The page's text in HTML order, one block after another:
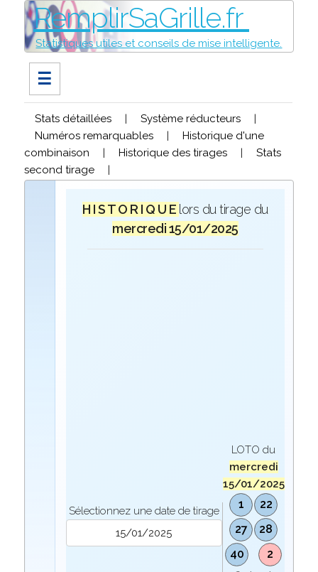
RemplirSaGrille.fr
Statistiques utiles et conseils de mise intelligente.
☰
Stats détaillées | Système réducteurs
|
Numéros remarquables
|
Historique d'une
combinaison
| Historique des tirages |
Stats
second tirage
|
H I S T O R I Q U E lors du tirage du
mercredi 15/01/2025
Sélectionnez une date de tirage
LOTO du
mercredi
15/01/2025
1
22
27
28
40
2